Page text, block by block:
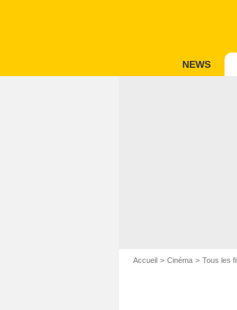
NEWS
Accueil Cinéma Tous les